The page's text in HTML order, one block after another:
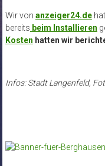
Wir von anzeiger24.de
bereits beim Installieren
Kosten hatten wir
Infos: Stadt Langenfeld,